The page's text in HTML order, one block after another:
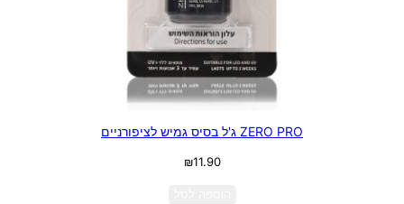
ZERO PRO ג'ל בסיס גמיש לציפורניים
₪11.90